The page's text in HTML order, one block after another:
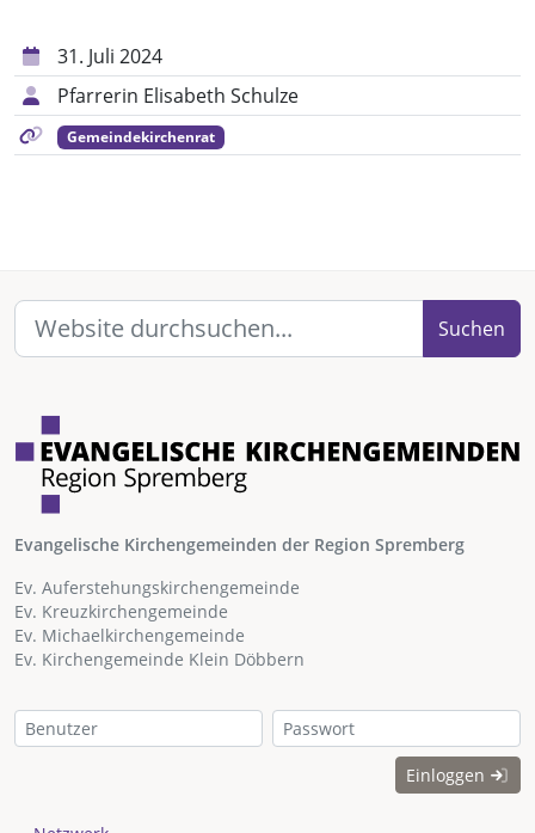
31. Juli 2024
Pfarrerin Elisabeth Schulze
Gemeindekirchenrat
Suchen
Evangelische Kirchengemeinden der Region Spremberg
Ev. Auferstehungskirchengemeinde
Ev. Kreuzkirchengemeinde
Ev. Michaelkirchengemeinde
Ev. Kirchengemeinde Klein Döbbern
Einloggen